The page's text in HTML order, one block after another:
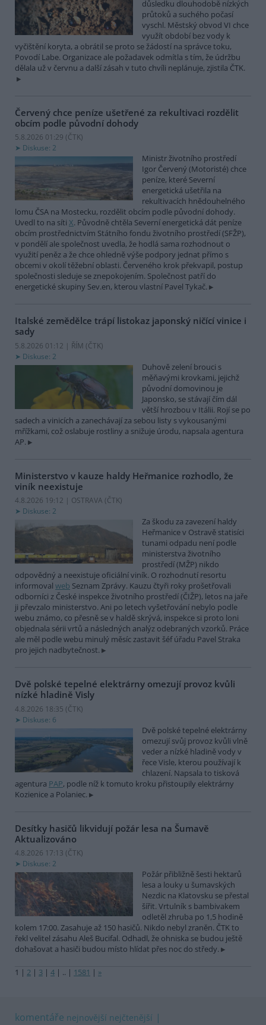
důsledku dlouhodobě nízkých
průtoků a suchého počasí
vyschl. Městský obvod VI chce
využít období bez vody k
vyčištění koryta, a obrátil se proto se žádostí na správce toku,
Povodí Labe. Organizace ale požadavek odmítla s tím, že údržbu
dělala už v červnu a další zásah v tuto chvíli neplánuje, zjistila ČTK.
Červený chce peníze ušetřené za rekultivaci rozdělit
obcím podle původní dohody
5.8.2026 01:29 (ČTK)
Diskuse: 2
Ministr životního prostředí
Igor Červený (Motoristé) chce
peníze, které Severní
energetická ušetřila na
rekultivacích hnědouhelného
lomu ČSA na Mostecku, rozdělit obcím podle původní dohody.
Uvedl to na síti X. Původně chtěla Severní energetická dát peníze
obcím prostřednictvím Státního fondu životního prostředí (SFŽP),
v pondělí ale společnost uvedla, že hodlá sama rozhodnout o
využití peněz a že chce ohledně výše podpory jednat přímo s
obcemi v okolí těžební oblasti. Červeného krok překvapil, postup
společnosti sleduje se znepokojením. Společnost patří do
energetické skupiny Sev.en, kterou vlastní Pavel Tykač.
Italské zemědělce trápí listokaz japonský ničící vinice i
sady
5.8.2026 01:12 | ŘÍM (ČTK)
Diskuse: 2
Duhově zelení brouci s
měňavými krovkami, jejichž
původní domovinou je
Japonsko, se stávají čím dál
větší hrozbou v Itálii. Rojí se po
sadech a vinicích a zanechávají za sebou listy s vykousanými
mřížkami, což oslabuje rostliny a snižuje úrodu, napsala agentura
AP.
Ministerstvo v kauze haldy Heřmanice rozhodlo, že
viník neexistuje
4.8.2026 19:12 | OSTRAVA (ČTK)
Diskuse: 2
Za škodu za zavezení haldy
Heřmanice v Ostravě statisíci
tunami odpadu není podle
ministerstva životního
prostředí (MŽP) nikdo
odpovědný a neexistuje oficiální viník. O rozhodnutí resortu
informoval web Seznam Zprávy. Kauzu čtyři roky prošetřovali
odborníci z České inspekce životního prostředí (ČIŽP), letos na jaře
ji převzalo ministerstvo. Ani po letech vyšetřování nebylo podle
webu známo, co přesně se v haldě skrývá, inspekce si proto loni
objednala sérii vrtů a následných analýz odebraných vzorků. Práce
ale měl podle webu minulý měsíc zastavit šéf úřadu Pavel Straka
pro jejich nadbytečnost.
Dvě polské tepelné elektrárny omezují provoz kvůli
nízké hladině Visly
4.8.2026 18:35 (ČTK)
Diskuse: 6
Dvě polské tepelné elektrárny
omezují svůj provoz kvůli vlně
veder a nízké hladině vody v
řece Visle, kterou používají k
chlazení. Napsala to tisková
agentura PAP, podle níž k tomuto kroku přistoupily elektrárny
Kozienice a Polaniec.
Desítky hasičů likvidují požár lesa na Šumavě
Aktualizováno
4.8.2026 17:13 (ČTK)
Diskuse: 2
Požár přibližně šesti hektarů
lesa a louky u šumavských
Nezdic na Klatovsku se přestal
šířit. Vrtulník s bambivakem
odletěl zhruba po 1,5 hodině
kolem 17:00. Zasahuje až 150 hasičů. Nikdo nebyl zraněn. ČTK to
řekl velitel zásahu Aleš Bucifal. Odhadl, že ohniska se budou ještě
dohašovat a hasiči budou místo hlídat přes noc do středy.
1 | 2 | 3 | 4 | .. | 1581 | »
komentáře nejnovější nejčtenější